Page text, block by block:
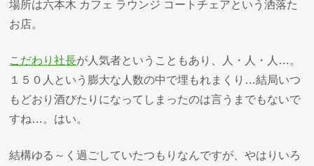
場所は六本木 カフェ ラウンジ コートチェアという洒落た
お店。
こだわり社長が人気者ということもあり、人・人・人…。
１５０人という膨大な人数の中で埋もれまくり…結局いつ
もどおり酒びたりになってしまったのは言うまでもないで
すね…。はい。
結構ゆる～く過ごしていたつもりなんですが、やはりいろ